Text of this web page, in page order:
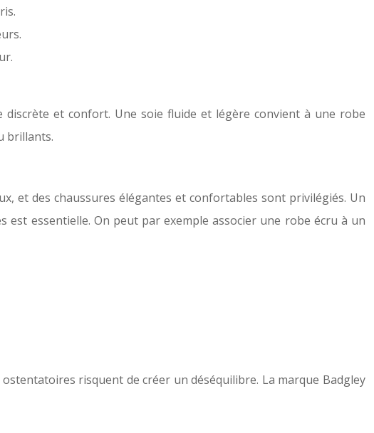
et confort. Une soie fluide et légère convient à une robe
brillants.
et des chaussures élégantes et confortables sont privilégiés. Un
essentielle. On peut par exemple associer une robe écru à un
risquent de créer un déséquilibre. La marque Badgley